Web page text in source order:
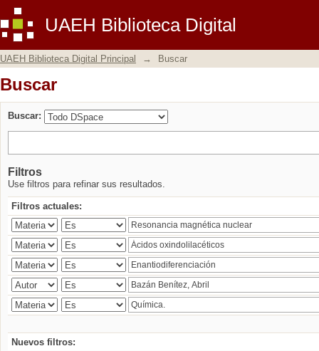
UAEH Biblioteca Digital
Buscar
UAEH Biblioteca Digital Principal → Buscar
Buscar
Buscar:
Filtros
Use filtros para refinar sus resultados.
Filtros actuales:
Nuevos filtros: